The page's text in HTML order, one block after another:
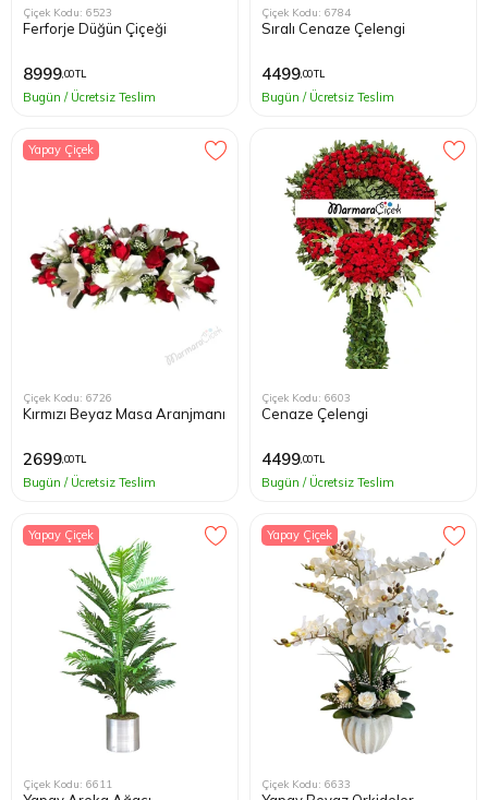
Çiçek Kodu: 6523
Ferforje Düğün Çiçeği
8999,00 TL
Bugün / Ücretsiz Teslim
Çiçek Kodu: 6784
Sıralı Cenaze Çelengi
4499,00 TL
Bugün / Ücretsiz Teslim
Yapay Çiçek
Çiçek Kodu: 6726
Kırmızı Beyaz Masa Aranjmanı
2699,00 TL
Bugün / Ücretsiz Teslim
Çiçek Kodu: 6603
Cenaze Çelengi
4499,00 TL
Bugün / Ücretsiz Teslim
Yapay Çiçek
Çiçek Kodu: 6611
Yapay Çiçek
Çiçek Kodu: 6633